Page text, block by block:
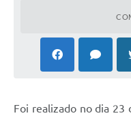
Foi realizado no dia 23